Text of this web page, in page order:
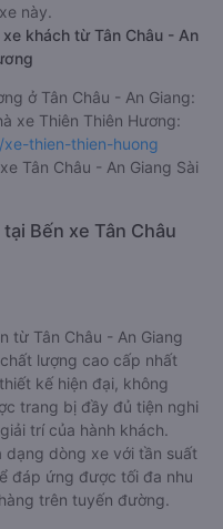
này.
khách từ Tân Châu - An
ở Tân Châu - An Giang:
xe Thiên Thiên Hương:
thien-thien-huong
Tân Châu - An Giang Sài
Bến xe Tân Châu
từ Tân Châu - An Giang
lượng cao cấp nhất
kế hiện đại, không
trang bị đầy đủ tiện nghi
trí của hành khách.
dòng xe với tần suất
đáp ứng được tối đa nhu
trên tuyến đường.